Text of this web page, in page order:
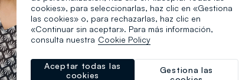
cookies», para seleccionarlas, haz clic en «Gestiona
las cookies» o, para rechazarlas, haz clic en
«Continuar sin aceptar». Para más información,
consulta nuestra Cookie Policy
Gestiona las
Aceptar todas las
cookies